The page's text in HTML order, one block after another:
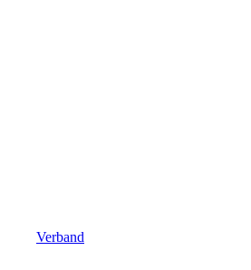
Verband